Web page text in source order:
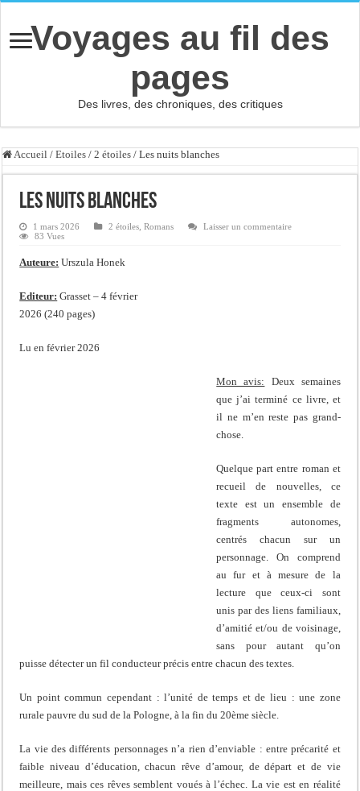
Voyages au fil des
pages
Des livres, des chroniques, des critiques
Accueil / Etoiles / 2 étoiles / Les nuits blanches
Les nuits blanches
1 mars 2026 2 étoiles ,Romans
Laisser un commentaire
83 Vues
Auteure: Urszula Honek
Editeur: Grasset – 4 février
2026 (240 pages)
Lu en février 2026
Mon avis: Deux semaines
que j’ai terminé ce livre, et
il ne m’en reste pas grand-
chose.
Quelque part entre roman et
recueil de nouvelles, ce
texte est un ensemble de
fragments autonomes,
centrés chacun sur un
personnage. On comprend
au fur et à mesure de la
lecture que ceux-ci sont
unis par des liens familiaux,
d’amitié et/ou de voisinage,
sans pour autant qu’on
puisse détecter un fil conducteur précis entre chacun des textes.
Un point commun cependant : l’unité de temps et de lieu : une zone
rurale pauvre du sud de la Pologne, à la fin du 20ème siècle.
La vie des différents personnages n’a rien d’enviable : entre précarité et
faible niveau d’éducation, chacun rêve d’amour, de départ et de vie
meilleure, mais ces rêves semblent voués à l’échec. La vie est en réalité